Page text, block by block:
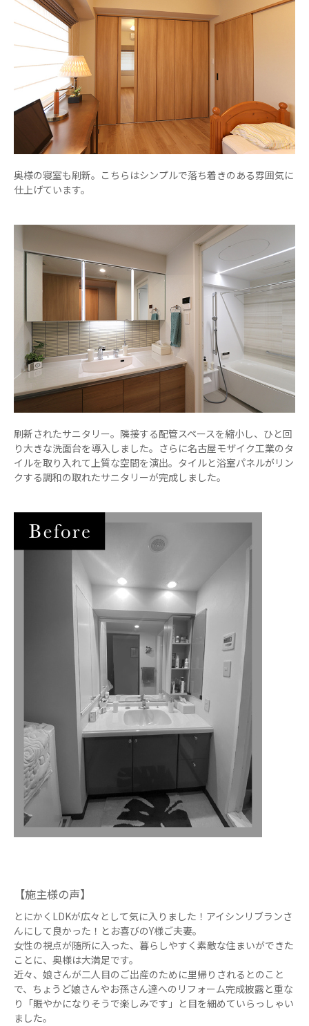
奥様の寝室も刷新。こちらはシンプルで落ち着きのある雰囲気に
仕上げています。
刷新されたサニタリー。隣接する配管スペースを縮小し、ひと回
り大きな洗面台を導入しました。さらに名古屋モザイク工業のタ
イルを取り入れて上質な空間を演出。タイルと浴室パネルがリン
クする調和の取れたサニタリーが完成しました。
【施主様の声】
とにかくLDKが広々として気に入りました！アイシンリブランさ
んにして良かった！とお喜びのY様ご夫妻。
女性の視点が随所に入った、暮らしやすく素敵な住まいができた
ことに、奥様は大満足です。
近々、娘さんが二人目のご出産のために里帰りされるとのこと
で、ちょうど娘さんやお孫さん達へのリフォーム完成披露と重な
り「賑やかになりそうで楽しみです」と目を細めていらっしゃい
ました。